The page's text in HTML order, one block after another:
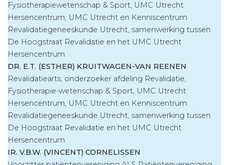
Fysiotherapiewetenschap & Sport, UMC Utrecht
Hersencentrum, UMC Utrecht en Kennis­centrum
Revalidatiegeneeskunde Utrecht, samenwerking tussen
De Hoogstraat Revalidatie en het UMC Utrecht
Hersencentrum
DR. E.T. (ESTHER) KRUITWAGEN-VAN REENEN
Revalidatiearts, onderzoeker afdeling Revalidatie,
Fysiotherapie-wetenschap & Sport, UMC Utrecht
Hersencentrum, UMC Utrecht en Kenniscentrum
Revalidatiegeneeskunde Utrecht, samenwerking tussen
De Hoogstraat Revalidatie en het UMC Utrecht
Hersencentrum
IR. V.B.W. (VINCENT) CORNELISSEN